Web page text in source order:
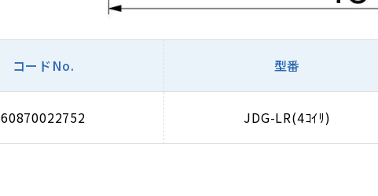
コードNo. 型番
60870022752 JDG-LR(4ｺｲﾘ)